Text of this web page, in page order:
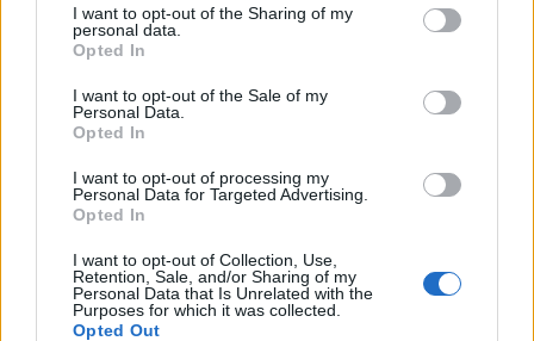
not limited to your visit or usage behaviour. You may click to
grant or deny consent to Google and its third-party tags to
use your data for below specified purposes in below Google
consent section.
I want to opt-out of the Sharing of my
personal data.
Opted In
I want to opt-out of the Sale of my
Personal Data.
Opted In
I want to opt-out of processing my
Personal Data for Targeted Advertising.
Opted In
I want to opt-out of Collection, Use,
Retention, Sale, and/or Sharing of my
Personal Data that Is Unrelated with the
Purposes for which it was collected.
Opted Out
Υποβολή σχολίου
Πολιτική Απορρήτου
Όροι Χρήσης της Google.
Share:
Ακολουθήστε το Νewsit.gr στοGoogle News
ενημερωθείτε πρώτοι για όλη την ειδησεογραφία και τα
τελευταία νέατης ημέρας